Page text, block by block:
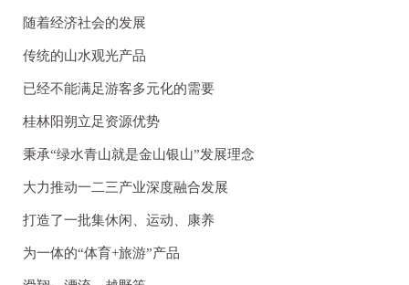
随着经济社会的发展
传统的山水观光产品
已经不能满足游客多元化的需要
桂林阳朔立足资源优势
秉承“绿水青山就是金山银山”发展理念
大力推动一二三产业深度融合发展
打造了一批集休闲、运动、康养
为一体的“体育+旅游”产品